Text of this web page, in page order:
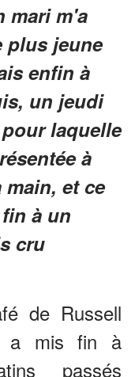
mari m'a
plus jeune
enfin à
un jeudi
laquelle
à
et ce
à un
cru
de Russell
a mis fin à
passés